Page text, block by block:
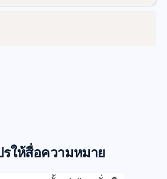
ให้สื่อความหมาย